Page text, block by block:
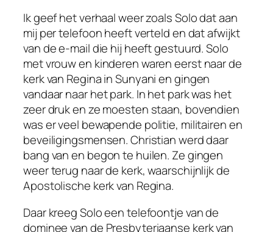
Ik geef het verhaal weer zoals Solo dat aan
mij per telefoon heeft verteld en dat afwijkt
van de e-mail die hij heeft gestuurd. Solo
met vrouw en kinderen waren eerst naar de
kerk van Regina in Sunyani en gingen
vandaar naar het park. In het park was het
zeer druk en ze moesten staan, bovendien
was er veel bewapende politie, militairen en
beveiligingsmensen. Christian werd daar
bang van en begon te huilen. Ze gingen
weer terug naar de kerk, waarschijnlijk de
Apostolische kerk van Regina.
Daar kreeg Solo een telefoontje van de
dominee van de Presbyteriaanse kerk van